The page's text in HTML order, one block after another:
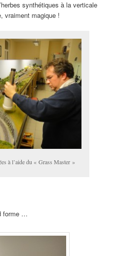
synthétiques à la verticale
vraiment magique !
à l’aide du « Grass Master »
forme …